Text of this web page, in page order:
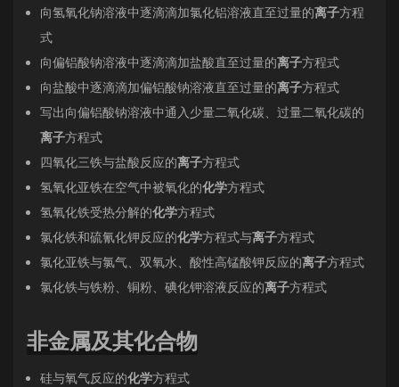
向氢氧化钠溶液中逐滴滴加氯化铝溶液直至过量的离子方程
式
向偏铝酸钠溶液中逐滴滴加盐酸直至过量的离子方程式
向盐酸中逐滴滴加偏铝酸钠溶液直至过量的离子方程式
写出向偏铝酸钠溶液中通入少量二氧化碳、过量二氧化碳的
离子方程式
四氧化三铁与盐酸反应的离子方程式
氢氧化亚铁在空气中被氧化的化学方程式
氢氧化铁受热分解的化学方程式
氯化铁和硫氰化钾反应的化学方程式与离子方程式
氯化亚铁与氯气、双氧水、酸性高锰酸钾反应的离子方程式
氯化铁与铁粉、铜粉、碘化钾溶液反应的离子方程式
非金属及其化合物
硅与氧气反应的化学方程式